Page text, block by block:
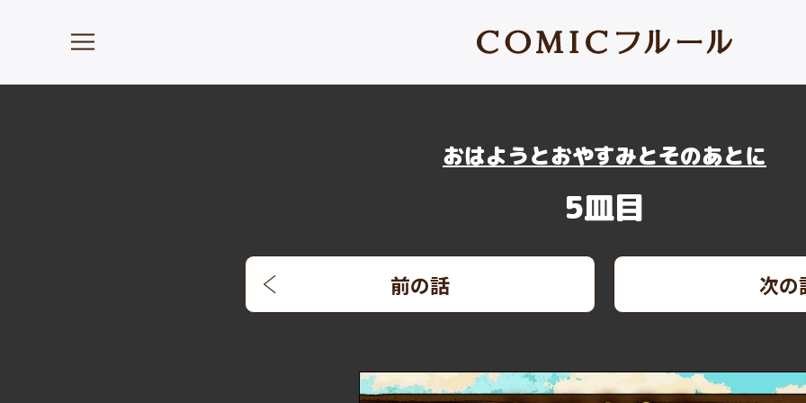
おはようとおやすみとそのあとに
5皿目
前の話 次の